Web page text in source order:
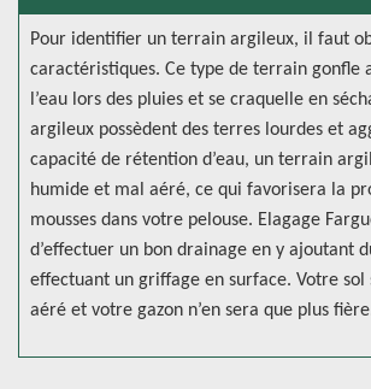
Pour identifier un terrain argileux, il faut
caractéristiques. Ce type de terrain gonfle
l’eau lors des pluies et se craquelle en
argileux possèdent des terres lourdes et
capacité de rétention d’eau, un terrain
humide et mal aéré, ce qui favorisera la
mousses dans votre pelouse. Elagage
d’effectuer un bon drainage en y ajoutant
effectuant un griffage en surface. Votre sol
aéré et votre gazon n’en sera que plus